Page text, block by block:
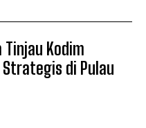
Tinjau Kodim
Strategis di Pulau